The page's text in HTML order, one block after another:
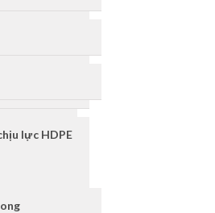
lực HDPE